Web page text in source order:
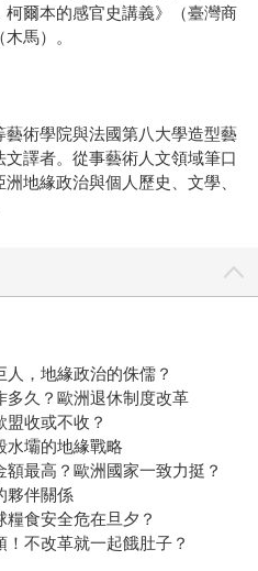
爾本的感官史講義》（臺灣商
馬）。
術學院與法國第八大學造型藝
譯者。從事藝術人文領域筆口
地緣政治與個人歷史、文學、
，地緣政治的侏儒？
久？歐洲退休制度改革
收或不收？
壩的地緣戰略
最高？歐洲國家一致力挺？
夥伴關係
食安全危在旦夕？
不改革就一起餓肚子？